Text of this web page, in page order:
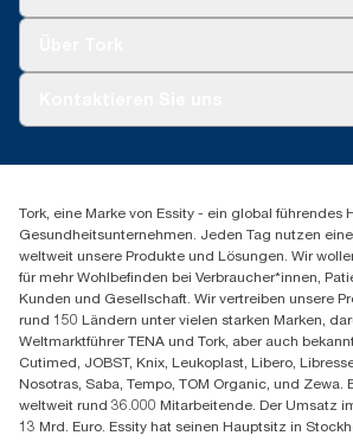
Produktreklamation
Spenderreklamation
+49 (0)621/778 4700
Essity Professional Hygiene
Sandhofer Straße 176
68305 Mannheim
Mo-Do 8:00-16:30 Uhr | Fr 8:00-15:00
Tork, eine Marke von Essity - ein global führendes
Gesundheitsunternehmen. Jeden Tag nutzen
weltweit unsere Produkte und Lösungen. Wir
für mehr Wohlbefinden bei Verbraucher*innen,
Kunden und Gesellschaft. Wir vertreiben unsere
rund 150 Ländern unter vielen starken Marken,
Weltmarktführer TENA und Tork, aber auch
Cutimed, JOBST, Knix, Leukoplast, Libero,
Nosotras, Saba, Tempo, TOM Organic, und Zewa.
weltweit rund 36.000 Mitarbeitende. Der Umsatz
13 Mrd. Euro. Essity hat seinen Hauptsitz in